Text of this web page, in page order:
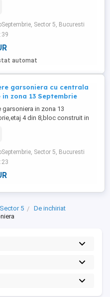
de transport, se închiriază
mai multe spații comerciale .
suplimentare sau vizionari
...
Sector 5, Bucuresti
automat
garsoniera cu centrala
zona 13 Septembrie
garsoniera in zona 13
4 din 8,bloc construit in
si primitoare,cu spatiu bine
mobilata si utilata.Zona este
de magazine,centre
si mijloace de ...
Sector 5, Bucuresti
Sector 5
De inchiriat